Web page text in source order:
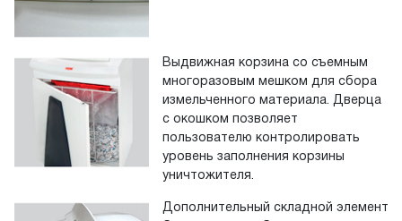
Выдвижная корзина со съемным
многоразовым мешком для сбора
измельченного материала. Дверца
с окошком позволяет
пользователю контролировать
уровень заполнения корзины
уничтожителя.
Дополнительный складной элемент